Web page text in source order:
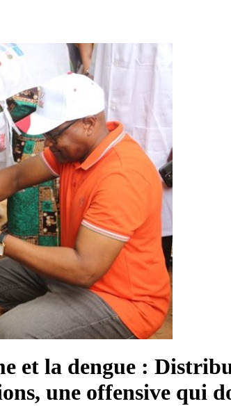
et la dengue :
une offensive qui